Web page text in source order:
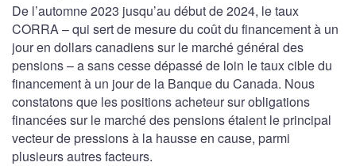
De l’automne 2023 jusqu’au début de 2024, le taux
CORRA – qui sert de mesure du coût du financement à un
jour en dollars canadiens sur le marché général des
pensions – a sans cesse dépassé de loin le taux cible du
financement à un jour de la Banque du Canada. Nous
constatons que les positions acheteur sur obligations
financées sur le marché des pensions étaient le principal
vecteur de pressions à la hausse en cause, parmi
plusieurs autres facteurs.